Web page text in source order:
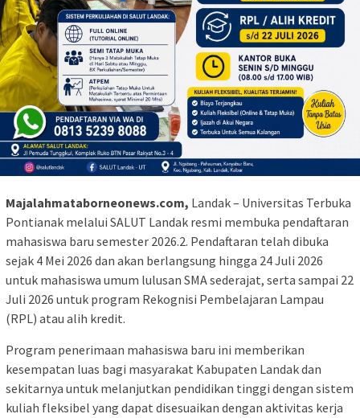
Majalahmataborneonews.com, Landak – Universitas Terbuka
Pontianak melalui SALUT Landak resmi membuka pendaftaran
mahasiswa baru semester 2026.2. Pendaftaran telah dibuka
sejak 4 Mei 2026 dan akan berlangsung hingga 24 Juli 2026
untuk mahasiswa umum lulusan SMA sederajat, serta sampai 22
Juli 2026 untuk program Rekognisi Pembelajaran Lampau
(RPL) atau alih kredit.
Program penerimaan mahasiswa baru ini memberikan
kesempatan luas bagi masyarakat Kabupaten Landak dan
sekitarnya untuk melanjutkan pendidikan tinggi dengan sistem
kuliah fleksibel yang dapat disesuaikan dengan aktivitas kerja